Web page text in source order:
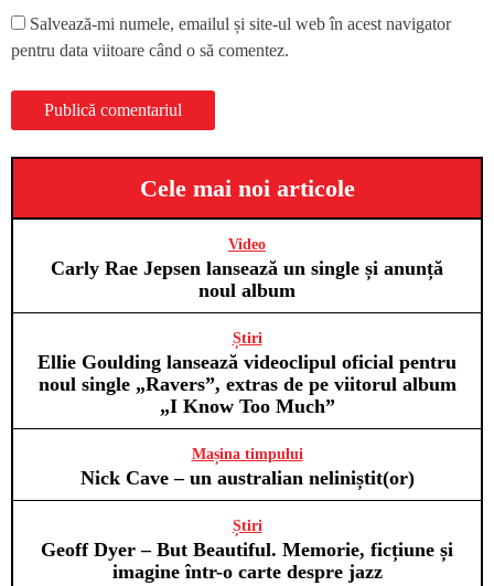
Salvează-mi numele, emailul și site-ul web în acest navigator
pentru data viitoare când o să comentez.
Cele mai noi articole
Carly Rae Jepsen lansează un single și anunță
noul album
Video
Ellie Goulding lansează videoclipul oficial pentru
noul single „Ravers”, extras de pe viitorul album
„I Know Too Much”
Știri
Nick Cave – un australian neliniștit(or)
Mașina timpului
Geoff Dyer – But Beautiful. Memorie, ficțiune și
imagine într-o carte despre jazz
Știri